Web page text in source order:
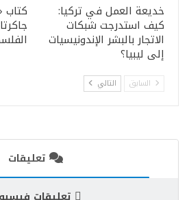
خديعة العمل في تركيا:
كيف استدرجت شبكات
الاتجار بالبشر الإندونيسيات
إلى ليبيا؟
كتاب
السابق التالي
تعليقات